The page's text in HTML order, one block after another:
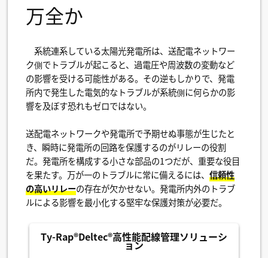
万全か
系統連系している太陽光発電所は、送配電ネットワー
ク側でトラブルが起こると、過電圧や周波数の変動など
の影響を受ける可能性がある。その逆もしかりで、発電
所内で発生した電気的なトラブルが系統側に何らかの影
響を及ぼす恐れもゼロではない。
送配電ネットワークや発電所で予期せぬ事態が生じたと
き、瞬時に発電所の回路を保護するのがリレーの役割
だ。発電所を構成する小さな部品の1つだが、重要な役目
を果たす。万が一のトラブルに常に備えるには、信頼性
の高いリレーの存在が欠かせない。発電所内外のトラブ
ルによる影響を最小化する堅牢な保護対策が必要だ。
Ty-Rap®Deltec®高性能配線管理ソリューシ
ョン